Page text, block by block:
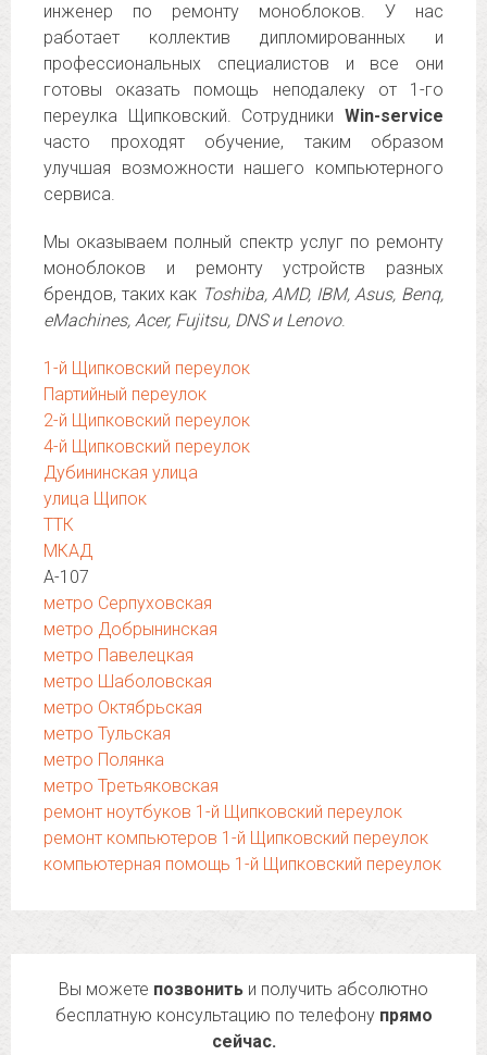
инженер по ремонту моноблоков. У нас
работает коллектив дипломированных и
профессиональных специалистов и все они
готовы оказать помощь неподалеку от 1-го
переулка Щипковский. Сотрудники Win-service
часто проходят обучение, таким образом
улучшая возможности нашего компьютерного
сервиса.
Мы оказываем полный спектр услуг по ремонту
моноблоков и ремонту устройств разных
брендов, таких как Toshiba, AMD, IBM, Asus, Benq,
eMachines, Acer, Fujitsu, DNS и Lenovo.
1-й Щипковский переулок
Партийный переулок
2-й Щипковский переулок
4-й Щипковский переулок
Дубининская улица
улица Щипок
ТТК
МКАД
А-107
метро Серпуховская
метро Добрынинская
метро Павелецкая
метро Шаболовская
метро Октябрьская
метро Тульская
метро Полянка
метро Третьяковская
ремонт ноутбуков 1-й Щипковский переулок
ремонт компьютеров 1-й Щипковский переулок
компьютерная помощь 1-й Щипковский переулок
Вы можете позвонить и получить абсолютно
бесплатную консультацию по телефону прямо
сейчас.